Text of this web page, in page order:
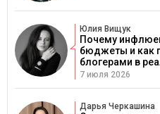
Юлия Вищук
Почему
бюджеты и как
блогерами в
7 июля 2026
Дарья Черкашина